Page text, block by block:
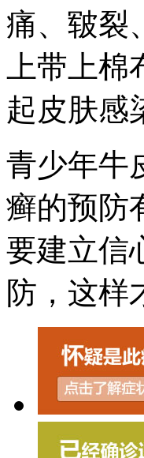
痛、皲裂
上带上
起皮肤感
青少年牛
癣的预防
要建立信
防，这样